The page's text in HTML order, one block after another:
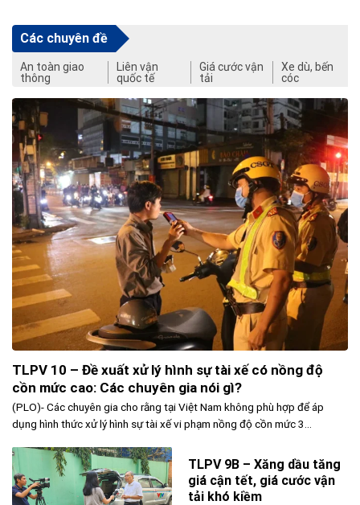
Các chuyên đề
An toàn giao
thông
Liên vận
quốc tế
Giá cước vận
tải
Xe dù, bến
cóc
TLPV 10 – Đề xuất xử lý hình sự tài xế có nồng độ
cồn mức cao: Các chuyên gia nói gì?
(PLO)- Các chuyên gia cho rằng tại Việt Nam không phù hợp để áp
dụng hình thức xử lý hình sự tài xế vi phạm nồng độ cồn mức 3...
TLPV 9B – Xăng dầu tăng
giá cận tết, giá cước vận
tải khó kiềm